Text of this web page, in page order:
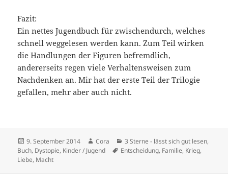
Fazit:
Ein nettes Jugendbuch für zwischendurch, welches
schnell weggelesen werden kann. Zum Teil wirken
die Handlungen der Figuren befremdlich,
andererseits regen viele Verhaltensweisen zum
Nachdenken an. Mir hat der erste Teil der Trilogie
gefallen, mehr aber auch nicht.
Veröffentlicht
am
9. September 2014 Autor
Cora Kategorien
3 Sterne - lässt sich gut lesen,
Buch, Dystopie, Kinder / Jugend Schlagwörter
Entscheidung, Familie, Krieg,
Liebe, Macht